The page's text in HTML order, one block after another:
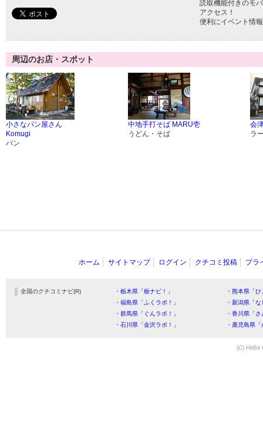
読取機能付きのモ
アクセス！
便利にイベント情
周辺のお店・スポット
小さなパン屋さん
Komugi
パン
中地手打そば MARU壱
うどん・そば
会
ラ
ホーム サイトマップ ログイン クチコミ投稿 プラ
全国のクチコミナビ(R) ・栃木県「栃ナビ！」
・熊本県「
・福島県「ふくラボ！」
・新潟県「
・群馬県「ぐんラボ！」
・香川県「
・石川県「金沢ラボ！」
・鹿児島県
(C) HitBit